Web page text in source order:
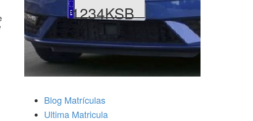
1234KSB
Blog Matrículas
Ultima Matricula